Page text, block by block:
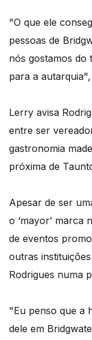
"O que ele
pessoas de
nós gostamos do
para a
Lerry avisa
entre ser
gastronomia
próxima de
Apesar de ser
o ‘mayor’ marca
de eventos
outras
Rodrigues numa
"Eu penso que a
dele em